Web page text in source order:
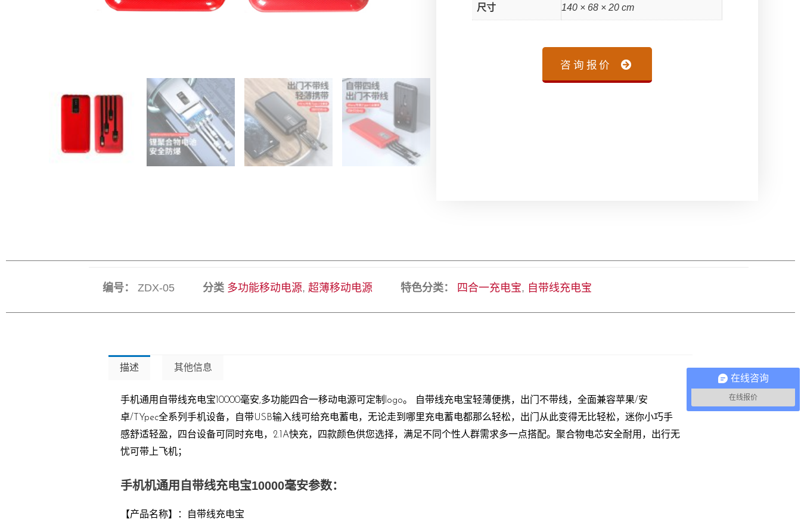
尺寸 140 × 68 × 20 cm
咨询报价
编号： ZDX-05 分类 多功能移动电源, 超薄移动电源 特色分类： 四合一充电宝, 自带线充电宝
描述 其他信息
手机通用自带线充电宝10000毫安,多功能四合一移动电源可定制logo。 自带线充电宝轻薄便携，出门不带线，全面兼容苹果/安
卓/TYpec全系列手机设备，自带USB输入线可给充电蓄电，无论走到哪里充电蓄电都那么轻松，出门从此变得无比轻松，迷你小巧手
感舒适轻盈，四台设备可同时充电，2.1A快充，四款颜色供您选择，满足不同个性人群需求多一点搭配。聚合物电芯安全耐用，出行无
忧可带上飞机；
手机机通用自带线充电宝10000毫安参数：
【产品名称】：自带线充电宝
在线咨询
在线报价